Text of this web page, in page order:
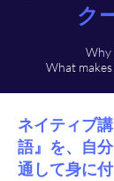
ク
Why
​What
ネイティブ
語』を、自
通して身に